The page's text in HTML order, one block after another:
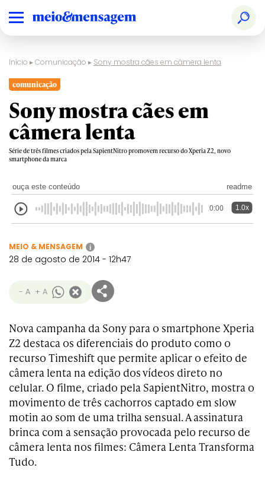
Início ▸Comunicação ▸ Sony mostra cães em câmera lenta
comunicação
Sony mostra cães em
câmera lenta
Série de três filmes criados pela SapientNitro promovem recurso do Xperia Z2, novo
smartphone da marca
ouça este conteúdo readme
0:00 1.0x
MEIO & MENSAGEM i
28 de agosto de 2014 - 12h47
- A + A
Nova campanha da Sony para o smartphone Xperia
Z2 destaca os diferenciais do produto como o
recurso Timeshift que permite aplicar o efeito de
câmera lenta na edição dos vídeos direto no
celular. O filme, criado pela SapientNitro, mostra o
movimento de três cachorros captado em slow
motin ao som de uma trilha sensual. A assinatura
brinca com a sensação provocada pelo recurso de
câmera lenta nos filmes: Câmera Lenta Transforma
Tudo.